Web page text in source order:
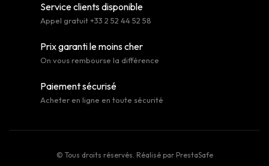
Service clients disponible
Appel gratuit +33 2 52 44 52 58
Prix garanti le moins cher
On vous rembourse la différence
Paiement sécurisé
Acheter en ligne en toute sécurité
© Tous droits réservés. Réalisé par PrestaSafe